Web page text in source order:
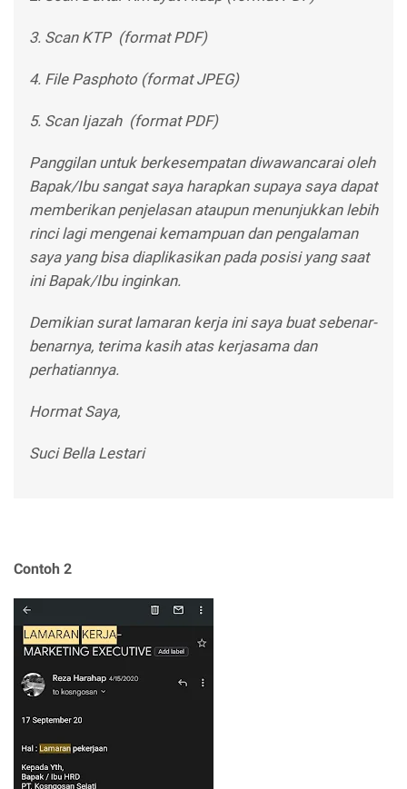
3. Scan KTP (format PDF)
4. File Pasphoto (format JPEG)
5. Scan Ijazah (format PDF)
Panggilan untuk berkesempatan diwawancarai oleh
Bapak/Ibu sangat saya harapkan supaya saya dapat
memberikan penjelasan ataupun menunjukkan lebih
rinci lagi mengenai kemampuan dan pengalaman
saya yang bisa diaplikasikan pada posisi yang saat
ini Bapak/Ibu inginkan.
Demikian surat lamaran kerja ini saya buat sebenar-
benarnya, terima kasih atas kerjasama dan
perhatiannya.
Hormat Saya,
Suci Bella Lestari
Contoh 2